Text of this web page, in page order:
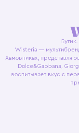
Wisteria —
Хамовниках,
Dolce&Gabbana,
воспитывает вкус с